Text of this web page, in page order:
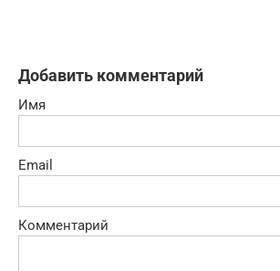
Добавить комментарий
Имя
Email
Комментарий